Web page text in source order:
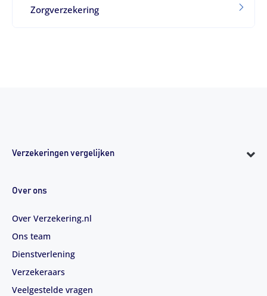
Zorgverzekering
Verzekeringen vergelijken
Over ons
Over Verzekering.nl
Ons team
Dienstverlening
Verzekeraars
Veelgestelde vragen